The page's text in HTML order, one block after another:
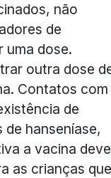
não
de
uma dose.
outra dose
Contatos com
de
hanseníase,
a vacina deve
as crianças que